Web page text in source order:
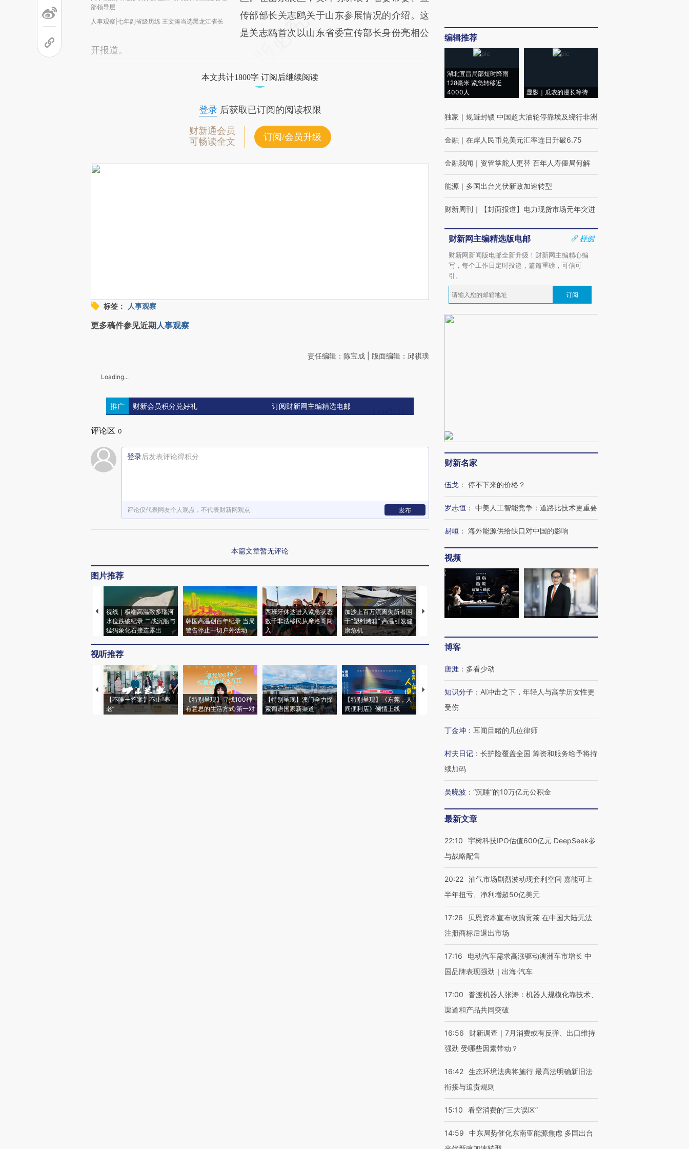
部领导层
人事观察|七年副省级历练 王文涛当选黑龙江省长
传部部长关志鸥关于山东参展情况的介绍。这
是关志鸥首次以山东省委宣传部长身份亮相公
开报道。
本文共计1800字 订阅后继续阅读
登录后获取已订阅的阅读权限
财新通会员
可畅读全文
订阅/会员升级
标签： 人事观察
更多稿件参见近期人事观察
责任编辑：陈宝成 | 版面编辑：邱祺璞
Loading...
推广 财新会员积分兑好礼 订阅财新网主编精选电邮
评论区 0
登录后发表评论得积分
评论仅代表网友个人观点，不代表财新网观点 发布
本篇文章暂无评论
图片推荐
视线｜极端高温致多瑙河
水位跌破纪录 二战沉船与
猛犸象化石接连露出
韩国高温创百年纪录 当局
警告停止一切户外活动
西班牙休达进入紧急状态
数千非法移民从摩洛哥闯
入
加沙上百万流离失所者困
于“塑料烤箱” 高温引发健
康危机
视线｜HYROX的吸金
马航飞行员跨国走私7万
视线｜被称为“蟑螂”的印
视听推荐
【不唯一答案】不止“养
老”
【特别呈现】寻找100种
有意思的生活方式·第一对
【特别呈现】澳门全力探
索葡语国家新渠道
【特别呈现】《东莞，人
间便利店》倾情上线
【推广】走进第四届链博
【商旅对话】华住集团
编辑推荐
湖北宜昌局部短时降雨
128毫米 紧急转移近
4000人
显影｜瓜农的漫长等待
独家 ｜ 规避封锁 中国超大油轮停靠埃及绕行非洲
金融 ｜ 在岸人民币兑美元汇率连日升破6.75
金融我闻 ｜ 资管掌舵人更替 百年人寿僵局何解
能源 ｜ 多国出台光伏新政加速转型
财新周刊 ｜ 【封面报道】电力现货市场元年突进
财新网主编精选版电邮
样例
财新网新闻版电邮全新升级！财新网主编精心编
写，每个工作日定时投递，篇篇重磅，可信可
引。
订阅
财新名家
伍戈 ： 停不下来的价格？
罗志恒 ： 中美人工智能竞争：道路比技术更重要
易峘 ： 海外能源供给缺口对中国的影响
视频
博客
唐涯 ： 多看少动
知识分子 ： AI冲击之下，年轻人与高学历女性更
受伤
丁金坤 ： 耳闻目睹的几位律师
村夫日记 ： 长护险覆盖全国 筹资和服务给予将持
续加码
吴晓波 ： “沉睡”的10万亿元公积金
最新文章
22:10
宇树科技IPO估值600亿元 DeepSeek参
与战略配售
20:22 油气市场剧烈波动现套利空间 嘉能可上
半年扭亏、净利增超50亿美元
17:26
贝恩资本宣布收购贡茶 在中国大陆无法
注册商标后退出市场
17:16
电动汽车需求高涨驱动澳洲车市增长 中
国品牌表现强劲｜出海·汽车
17:00
普渡机器人张涛：机器人规模化靠技术、
渠道和产品共同突破
16:56
财新调查｜7月消费或有反弹、出口维持
强劲 受哪些因素带动？
16:42 生态环境法典将施行 最高法明确新旧法
衔接与追责规则
15:10 看空消费的“三大误区”
14:59
中东局势催化东南亚能源焦虑 多国出台